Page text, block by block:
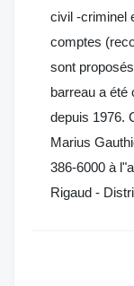
civil -criminel
comptes
sont
barreau a été
depuis 1976.
Marius
386-6000 à
Rigaud -